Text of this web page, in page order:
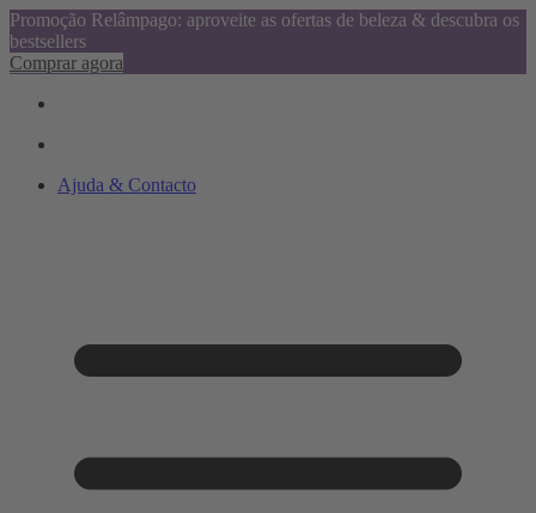
Promoção Relâmpago: aproveite as ofertas de beleza & descubra os
bestsellers
Comprar agora
Ajuda & Contacto